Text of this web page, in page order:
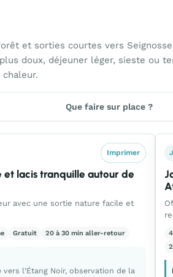
et sorties courtes vers
doux, déjeuner léger, sieste ou
Que faire sur place ?
Imprimer
et lacis tranquille autour de
avec une sortie nature facile et
Gratuit 20 à 30 min aller-retour
vers l’Étang Noir, observation de la